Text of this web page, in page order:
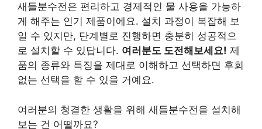
새들분수전은 편리하고 경제적인 물 사용을 가능하
게 해주는 인기 제품이에요. 설치 과정이 복잡해 보
일 수 있지만, 단계별로 진행하면 충분히 성공적으
로 설치할 수 있답니다. 여러분도 도전해보세요! 제
품의 종류와 특징을 제대로 이해하고 선택하면 후회
없는 선택을 할 수 있을 거예요.
여러분의 청결한 생활을 위해 새들분수전을 설치해
보는 건 어떨까요?